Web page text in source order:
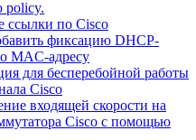
ссылки по Cisco
фиксацию DHCP-
MAC-адресу
для бесперебойной работы
Cisco
входящей скорости на
Cisco c помощью